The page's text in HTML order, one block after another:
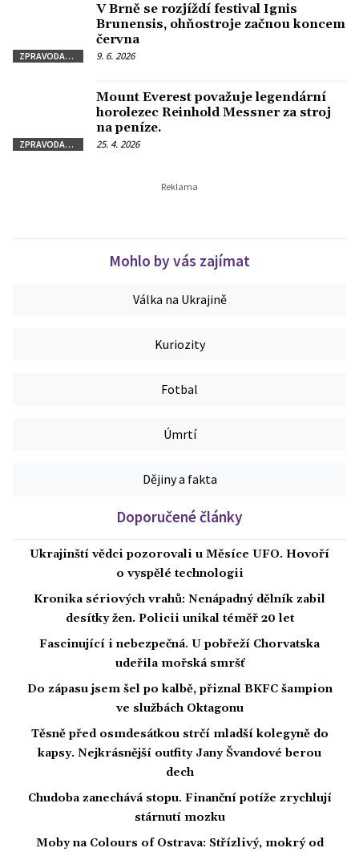
ZPRAVODAJSTVÍ
V Brně se rozjíždí festival Ignis
Brunensis, ohňostroje začnou koncem
června
9. 6. 2026
ZPRAVODAJSTVÍ
Mount Everest považuje legendární
horolezec Reinhold Messner za stroj
na peníze.
25. 4. 2026
Mohlo by vás zajímat
Válka na Ukrajině
Kuriozity
Fotbal
Úmrtí
Dějiny a fakta
Doporučené články
Ukrajinští vědci pozorovali u Měsíce UFO. Hovoří
o vyspělé technologii
Kronika sériových vrahů: Nenápadný dělník zabil
desítky žen. Policii unikal téměř 20 let
Fascinující i nebezpečná. U pobřeží Chorvatska
udeřila mořská smršť
Do zápasu jsem šel po kalbě, přiznal BKFC šampion
ve službách Oktagonu
Těsně před osmdesátkou strčí mladší kolegyně do
kapsy. Nejkrásnější outfity Jany Švandové berou
dech
Chudoba zanechává stopu. Finanční potíže zrychlují
stárnutí mozku
Moby na Colours of Ostrava: Střízlivý, mokrý od